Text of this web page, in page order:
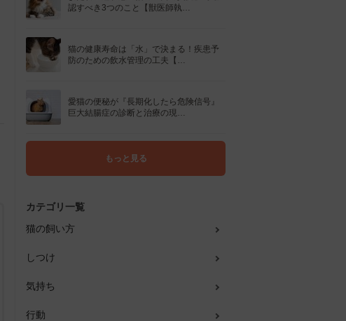
認すべき3つのこと【獣医師執…
猫の健康寿命は「水」で決まる！疾患予
防のための飲水管理の工夫【…
愛猫の便秘が『長期化したら危険信号』
巨大結腸症の診断と治療の現…
もっと見る
カテゴリ一覧
猫の飼い方
しつけ
気持ち
行動